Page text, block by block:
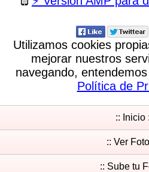
Utilizamos cookies
mejorar nuestros
navegando,
Política de
:: Inicio
:: Ver
:: Sube tu